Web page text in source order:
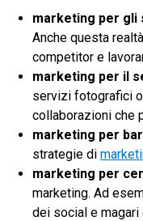
marketing per gli
Anche questa
competitor e
marketing per il
servizi fotografici
collaborazioni che
marketing per
strategie di
marketing per
marketing. Ad
dei social e